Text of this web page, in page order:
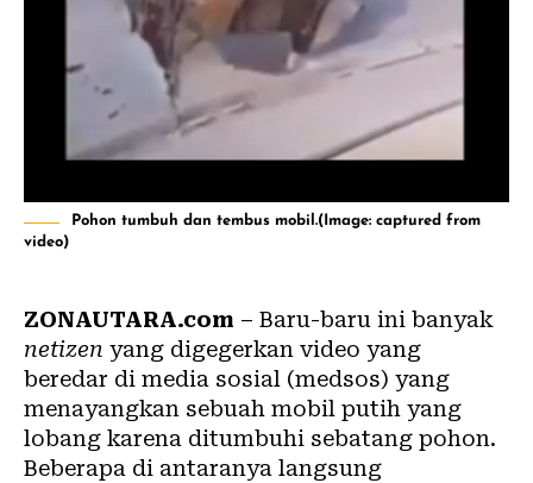
Pohon tumbuh dan tembus mobil.(Image: captured from
video)
ZONAUTARA.com – Baru-baru ini banyak
netizen yang digegerkan video yang
beredar di media sosial (medsos) yang
menayangkan sebuah mobil putih yang
lobang karena ditumbuhi sebatang pohon.
Beberapa di antaranya langsung